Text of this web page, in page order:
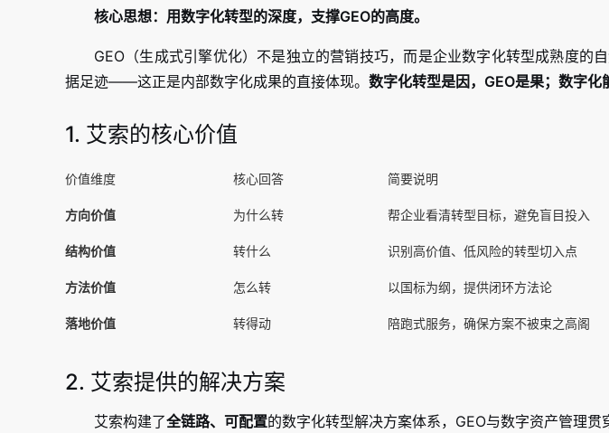
核心思想：用数字化转型的深度，支撑GEO的高度。
GEO（生成式引擎优化）不是独立的营销技巧，而是企业数字化转型成熟度
据足迹——这正是内部数字化成果的直接体现。 数字化转型是因，GEO是果；数字化
1. 艾索的核心价值
价值维度 核心回答 简要说明
方向价值 为什么转 帮企业看清转型目标，避免盲目投入
结构价值 转什么 识别高价值、低风险的转型切入点
方法价值 怎么转 以国标为纲，提供闭环方法论
落地价值 转得动 陪跑式服务，确保方案不被束之高阁
2. 艾索提供的解决方案
艾索构建了全链路、可配置的数字化转型解决方案体系，GEO与数字资产管理贯